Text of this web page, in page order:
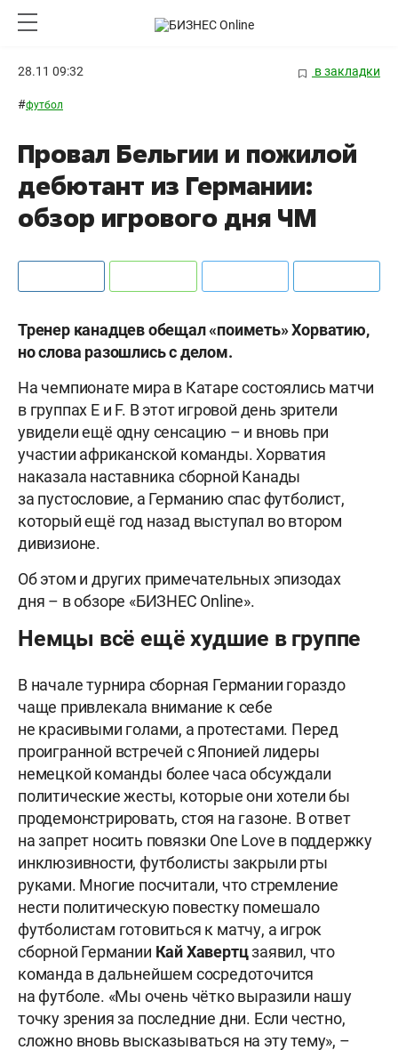
28.11 09:32 в закладки
#футбол
Провал Бельгии и пожилой
дебютант из Германии:
обзор игрового дня ЧМ
Тренер канадцев обещал «поиметь» Хорватию,
но слова разошлись с делом.
На чемпионате мира в Катаре состоялись матчи
в группах E и F. В этот игровой день зрители
увидели ещё одну сенсацию – и вновь при
участии африканской команды. Хорватия
наказала наставника сборной Канады
за пустословие, а Германию спас футболист,
который ещё год назад выступал во втором
дивизионе.
Об этом и других примечательных эпизодах
дня – в обзоре «БИЗНЕС Online».
Немцы всё ещё худшие в группе
В начале турнира сборная Германии гораздо
чаще привлекала внимание к себе
не красивыми голами, а протестами. Перед
проигранной встречей с Японией лидеры
немецкой команды более часа обсуждали
политические жесты, которые они хотели бы
продемонстрировать, стоя на газоне. В ответ
на запрет носить повязки One Love в поддержку
инклюзивности, футболисты закрыли рты
руками. Многие посчитали, что стремление
нести политическую повестку помешало
футболистам готовиться к матчу, а игрок
сборной Германии КайХавертцзаявил, что
команда в дальнейшем сосредоточится
на футболе. «Мы очень чётко выразили нашу
точку зрения за последние дни. Если честно,
сложно вновь высказываться на эту тему», –